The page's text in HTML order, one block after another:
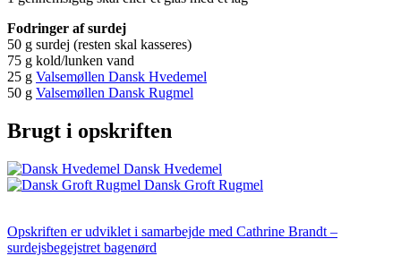
Fodringer af surdej
50 g surdej (resten skal kasseres)
75 g kold/lunken vand
25 g Valsemøllen Dansk Hvedemel
50 g Valsemøllen Dansk Rugmel
Brugt i opskriften
Dansk Hvedemel
Dansk Groft Rugmel
Opskriften er udviklet i samarbejde med Cathrine Brandt –
surdejsbegejstret bagenørd